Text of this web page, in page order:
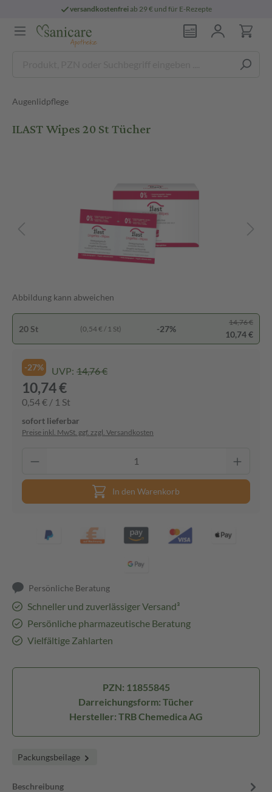
versandkostenfreiab 29 € und für E-Rezepte
Augenlidpflege
ILAST Wipes 20 St Tücher
Abbildung kann abweichen
20 St (0,54 € / 1 St) -27%
14,76 €
10,74 €
-27% UVP: 14,76 €
10,74 €
0,54 € / 1 St
sofort lieferbar
Preise inkl. MwSt. ggf. zzgl. Versandkosten
In den Warenkorb
Persönliche Beratung
Schneller und zuverlässiger Versand³
Persönliche pharmazeutische Beratung
Vielfältige Zahlarten
PZN: 11855845
Darreichungsform: Tücher
Hersteller: TRB Chemedica AG
Packungsbeilage
Beschreibung